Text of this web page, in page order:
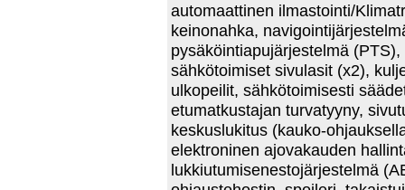
automaattinen ilmastointi/
keinonahka,
pysäköintiapujärjestelmä
sähkötoimiset sivulasit (x2),
ulkopeilit, sähkötoimisesti
etumatkustajan turvatyyny,
keskuslukitus (kauko-
elektroninen ajovakauden
lukkiutumisenestojärjestelmä